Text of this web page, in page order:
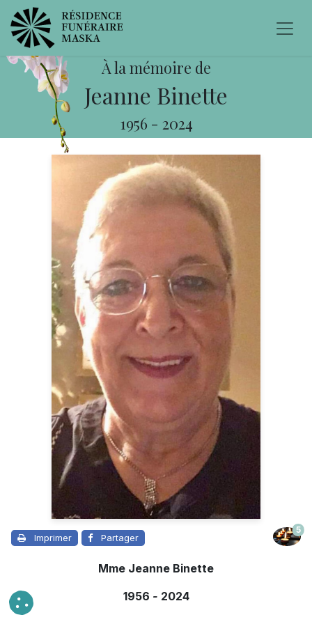
À la mémoire de
Jeanne Binette
1956 - 2024
Imprimer Partager
5
Mme Jeanne Binette
1956 - 2024